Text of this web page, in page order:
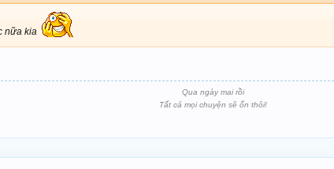
nữa kia
Qua ngày mai rồi
Tất cả mọi chuyện sẽ ổn thôi!